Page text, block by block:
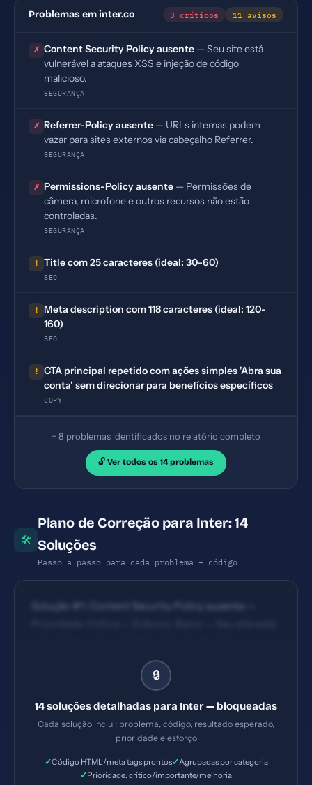
Problemas em inter.co 3 críticos 11 avisos
✗ Content Security Policy ausente — Seu site está
vulnerável a ataques XSS e injeção de código
malicioso.
SEGURANÇA
✗ Referrer-Policy ausente — URLs internas podem
vazar para sites externos via cabeçalho Referrer.
SEGURANÇA
✗ Permissions-Policy ausente — Permissões de
câmera, microfone e outros recursos não estão
controladas.
SEGURANÇA
! Title com 25 caracteres (ideal: 30-60)
SEO
!
Meta description com 118 caracteres (ideal: 120-
160)
SEO
!
CTA principal repetido com ações simples 'Abra sua
conta' sem direcionar para benefícios específicos
COPY
+ 8 problemas identificados no relatório completo
🔓 Ver todos os 14 problemas
🛠
Plano de Correção para Inter: 14
Soluções
Passo a passo para cada problema + código
Solução #1: Content Security Policy ausente —
malicioso. — Solução #2: Referrer-Policy ausente —
Prioridade: Crítica — Esforço: Baixo — URLs
cabeçalho Referrer. — Solução #4: Title com 25
caracteres (ideal: 30-60) — Prioridade: Importante
🔒
14 soluções detalhadas para Inter — bloqueadas
Cada solução inclui: problema, código, resultado esperado,
prioridade e esforço
✓Código HTML/meta tags prontos✓Agrupadas por categoria
✓Prioridade: crítico/importante/melhoria